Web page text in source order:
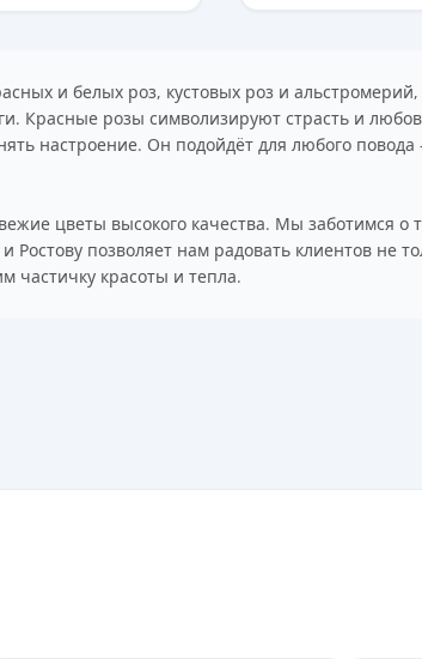
и белых роз, кустовых роз и
Красные розы символизируют страсть и
настроение. Он подойдёт для любого
цветы высокого качества. Мы заботимся
Ростову позволяет нам радовать клиентов не
частичку красоты и тепла.